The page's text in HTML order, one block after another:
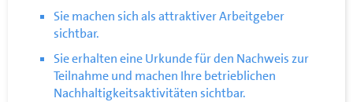
Sie machen sich als attraktiver Arbeitgeber
sichtbar.
Sie erhalten eine Urkunde für den Nachweis zur
Teilnahme und machen Ihre betrieblichen
Nachhaltigkeitsaktivitäten sichtbar.